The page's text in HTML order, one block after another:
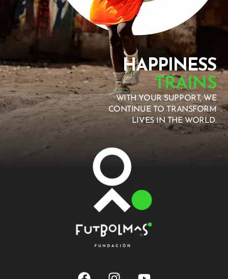
HAPPINESS
TRAINS
WITH YOUR SUPPORT, WE
CONTINUE TO TRANSFORM
LIVES IN THE WORLD.